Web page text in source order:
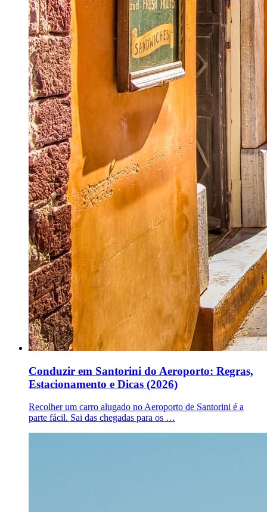
Conduzir em Santorini do Aeroporto: Regras,
Estacionamento e Dicas (2026)
Recolher um carro alugado no Aeroporto de Santorini é a
parte fácil. Sai das chegadas para os …